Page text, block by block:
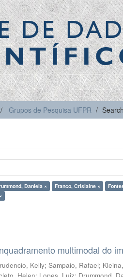
DE
Grupos de Pesquisa UFPR Search
Daniela × Franco, Crislaine ×
multimodal do
Kelly;Sampaio, Rafael;